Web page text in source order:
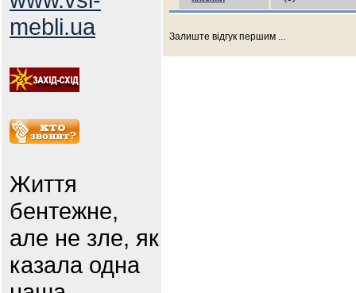
mebli.ua
Життя
бентежне,
але не зле, як
казала одна
Залиште відгук першим ...